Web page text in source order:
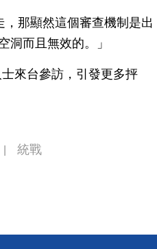
那顯然這個審查機制是出
洞而且無效的。」
來台參訪，引發更多抨
統戰